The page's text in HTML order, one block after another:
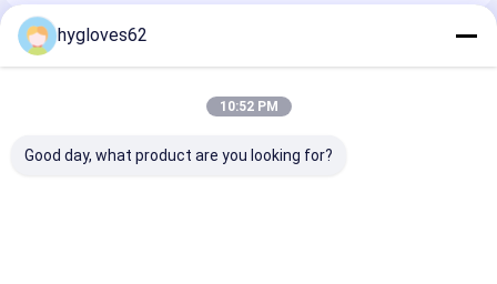
Produits Recommandés
hygloves62
10:52 PM
Good day, what product are you looking for?